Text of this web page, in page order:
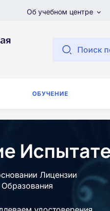
Об учебном центре
Поиск
ОБУЧЕНИЕ
Лицензии